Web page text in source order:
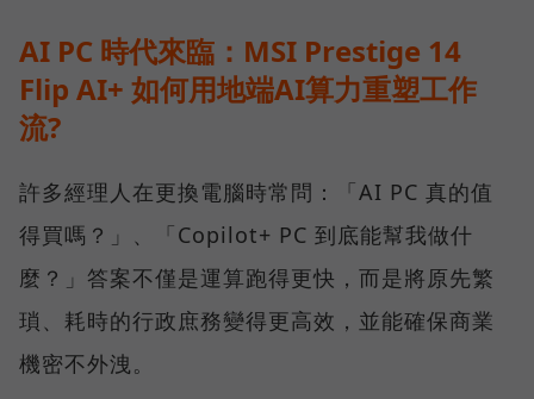
AI PC 時代來臨：MSI Prestige 14
Flip AI+ 如何用地端AI算力重塑工作
流?
許多經理人在更換電腦時常問：「AI PC 真的值
得買嗎？」、「Copilot+ PC 到底能幫我做什
麼？」答案不僅是運算跑得更快，而是將原先繁
瑣、耗時的行政庶務變得更高效，並能確保商業
機密不外洩。